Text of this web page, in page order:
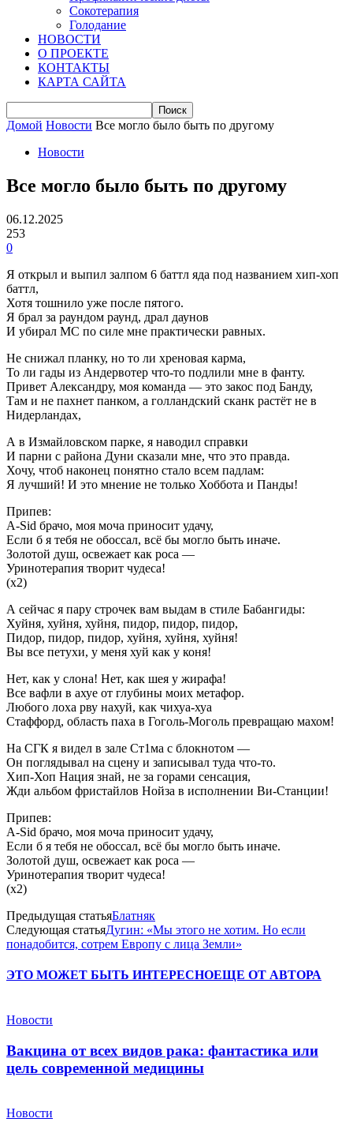
Сокотерапия
Голодание
НОВОСТИ
О ПРОЕКТЕ
КОНТАКТЫ
КАРТА САЙТА
Домой Новости Все могло было быть по другому
Новости
Все могло было быть по другому
06.12.2025
253
0
Я открыл и выпил залпом 6 баттл яда под названием хип-хоп
баттл,
Хотя тошнило уже после пятого.
Я брал за раундом раунд, драл даунов
И убирал MC по силе мне практически равных.
Не снижал планку, но то ли хреновая карма,
То ли гады из Андервотер что-то подлили мне в фанту.
Привет Александру, моя команда — это закос под Банду,
Там и не пахнет панком, а голландский сканк растёт не в
Нидерландах,
А в Измайловском парке, я наводил справки
И парни с района Дуни сказали мне, что это правда.
Хочу, чтоб наконец понятно стало всем падлам:
Я лучший! И это мнение не только Хоббота и Панды!
Припев:
A-Sid брачо, моя моча приносит удачу,
Если б я тебя не обоссал, всё бы могло быть иначе.
Золотой душ, освежает как роса —
Уринотерапия творит чудеса!
(х2)
А сейчас я пару строчек вам выдам в стиле Бабангиды:
Хуйня, хуйня, хуйня, пидор, пидор, пидор,
Пидор, пидор, пидор, хуйня, хуйня, хуйня!
Вы все петухи, у меня хуй как у коня!
Нет, как у слона! Нет, как шея у жирафа!
Все вафли в ахуе от глубины моих метафор.
Любого лоха рву нахуй, как чихуа-хуа
Стаффорд, область паха в Гоголь-Моголь превращаю махом!
На СГК я видел в зале Ст1ма с блокнотом —
Он поглядывал на сцену и записывал туда что-то.
Хип-Хоп Нация знай, не за горами сенсация,
Жди альбом фристайлов Нойза в исполнении Ви-Станции!
Припев:
A-Sid брачо, моя моча приносит удачу,
Если б я тебя не обоссал, всё бы могло быть иначе.
Золотой душ, освежает как роса —
Уринотерапия творит чудеса!
(х2)
Предыдущая статьяБлатняк
Следующая статьяДугин: «Мы этого не хотим. Но если
понадобится, сотрем Европу с лица Земли»
ЭТО МОЖЕТ БЫТЬ ИНТЕРЕСНОЕЩЕ ОТ АВТОРА
Новости
Вакцина от всех видов рака: фантастика или
цель современной медицины
Новости